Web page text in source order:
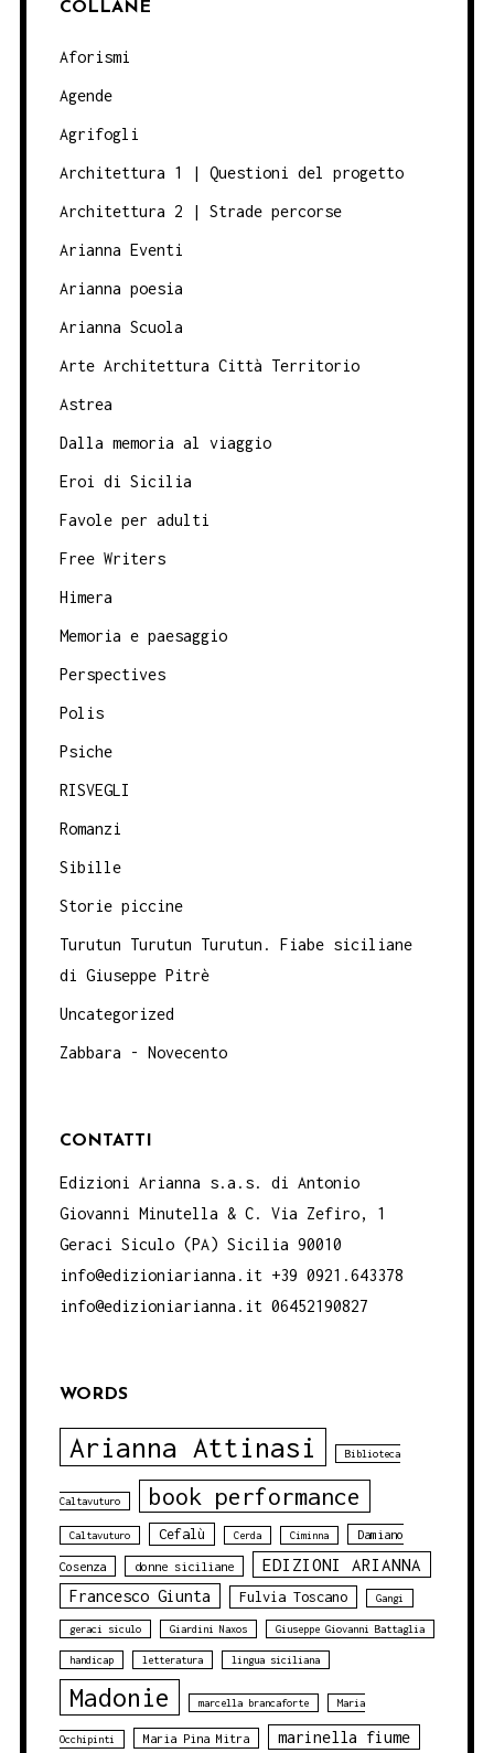
COLLANE
Aforismi
Agende
Agrifogli
Architettura 1 | Questioni del progetto
Architettura 2 | Strade percorse
Arianna Eventi
Arianna poesia
Arianna Scuola
Arte Architettura Città Territorio
Astrea
Dalla memoria al viaggio
Eroi di Sicilia
Favole per adulti
Free Writers
Himera
Memoria e paesaggio
Perspectives
Polis
Psiche
RISVEGLI
Romanzi
Sibille
Storie piccine
Turutun Turutun Turutun. Fiabe siciliane
di Giuseppe Pitrè
Uncategorized
Zabbara - Novecento
CONTATTI
Edizioni Arianna s.a.s. di Antonio
Giovanni Minutella & C. Via Zefiro, 1
Geraci Siculo (PA) Sicilia 90010
info@edizioniarianna.it +39 0921.643378
info@edizioniarianna.it 06452190827
WORDS
Arianna Attinasi Biblioteca
Caltavuturo book performance
Caltavuturo Cefalù Cerda Ciminna Damiano
Cosenza donne siciliane EDIZIONI ARIANNA
Francesco Giunta Fulvia Toscano Gangi
geraci siculo Giardini Naxos Giuseppe Giovanni Battaglia
handicap letteratura lingua siciliana
Madonie marcella brancaforte Maria
Occhipinti Maria Pina Mitra marinella fiume